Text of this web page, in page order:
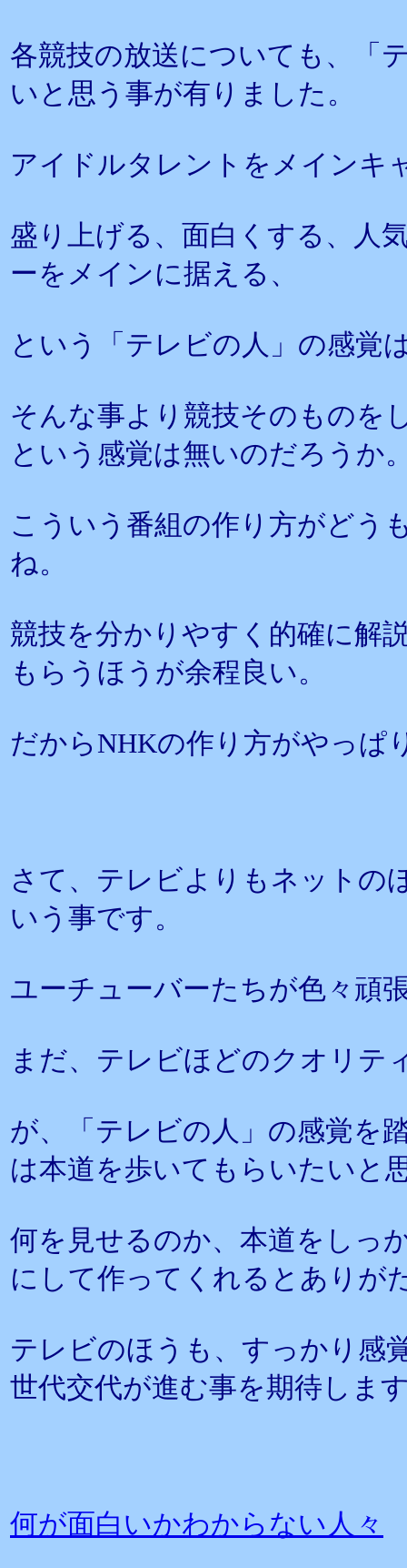
各競技の放送についても、「
いと思う事が有りました。
アイドルタレントをメインキ
盛り上げる、面白くする、人
ーをメインに据える、
という「テレビの人」の感覚
そんな事より競技そのものを
という感覚は無いのだろうか
こういう番組の作り方がどう
ね。
競技を分かりやすく的確に解
もらうほうが余程良い。
だからNHKの作り方がやっぱ
さて、テレビよりもネットの
いう事です。
ユーチューバーたちが色々頑
まだ、テレビほどのクオリテ
が、「テレビの人」の感覚を
は本道を歩いてもらいたいと
何を見せるのか、本道をしっ
にして作ってくれるとありが
テレビのほうも、すっかり感
世代交代が進む事を期待しま
何が面白いかわからない人々